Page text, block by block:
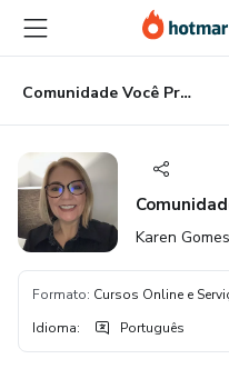
para
conteúdo
principal
para
pagamento
para
rodapé
Comunidade Você Protagonista
Karen Gomes
Formato: Cursos Online e
Idioma: Português